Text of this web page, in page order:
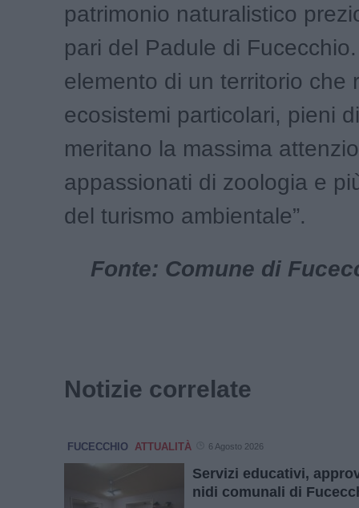
patrimonio naturalistico
pari del Padule di
elemento di un territorio che
ecosistemi particolari, pieni
meritano la massima
appassionati di zoologia e
del turismo ambientale”.
Fonte: Comune di
Notizie correlate
FUCECCHIO ATTUALITÀ 6 Agosto 2026
Servizi educativi,
nidi comunali di